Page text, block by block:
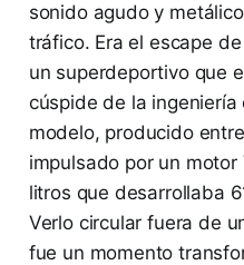
sonido agudo y
tráfico. Era el escape
un superdeportivo que
cúspide de la
modelo, producido
impulsado por un
litros que desarrollaba
Verlo circular fuera de
fue un momento